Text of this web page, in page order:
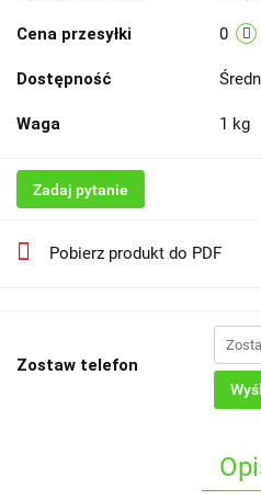
Cena przesyłki 0
Dostępność
Waga 1 kg
Zadaj pytanie
Pobierz produkt do PDF
Zostaw telefon